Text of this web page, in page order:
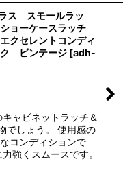
ス スモールラッ
ョーケースラッチ
クセレントコンディ
ビンテージ [adh-
ャビネットラッチ＆
でしょう。 使用感の
コンディションで
強くスムースです。